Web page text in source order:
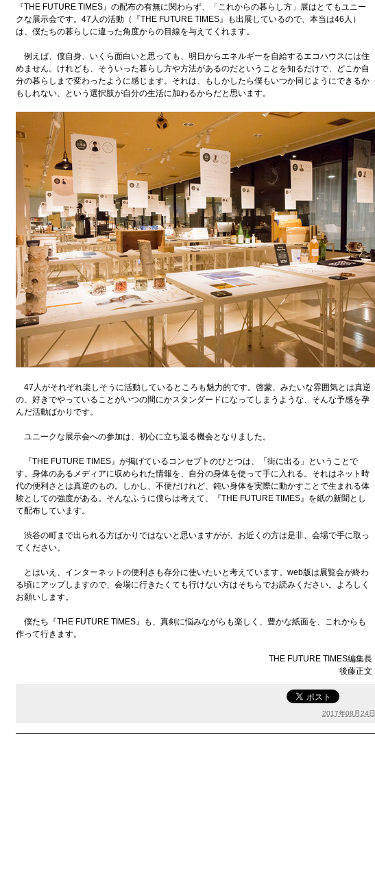
『THE FUTURE TIMES』の配布の有無に関わらず、「これからの暮らし方」展はとてもユニー
クな展示会です。47人の活動（『THE FUTURE TIMES』も出展しているので、本当は46人）
は、僕たちの暮らしに違った角度からの目線を与えてくれます。
例えば、僕自身、いくら面白いと思っても、明日からエネルギーを自給するエコハウスには住
めません。けれども、そういった暮らし方や方法があるのだということを知るだけで、どこか自
分の暮らしまで変わったように感じます。それは、もしかしたら僕もいつか同じようにできるか
もしれない、という選択肢が自分の生活に加わるからだと思います。
47人がそれぞれ楽しそうに活動しているところも魅力的です。啓蒙、みたいな雰囲気とは真逆
の、好きでやっていることがいつの間にかスタンダードになってしまうような、そんな予感を孕
んだ活動ばかりです。
ユニークな展示会への参加は、初心に立ち返る機会となりました。
『THE FUTURE TIMES』が掲げているコンセプトのひとつは、「街に出る」ということで
す。身体のあるメディアに収められた情報を、自分の身体を使って手に入れる。それはネット時
代の便利さとは真逆のもの。しかし、不便だけれど、鈍い身体を実際に動かすことで生まれる体
験としての強度がある。そんなふうに僕らは考えて、『THE FUTURE TIMES』を紙の新聞とし
て配布しています。
渋谷の町まで出られる方ばかりではないと思いますがが、お近くの方は是非、会場で手に取っ
てください。
とはいえ、インターネットの便利さも存分に使いたいと考えています。web版は展覧会が終わ
る頃にアップしますので、会場に行きたくても行けない方はそちらでお読みください。よろしく
お願いします。
僕たち『THE FUTURE TIMES』も、真剣に悩みながらも楽しく、豊かな紙面を、これからも
作って行きます。
THE FUTURE TIMES編集長
後藤正文
2017年08月24日